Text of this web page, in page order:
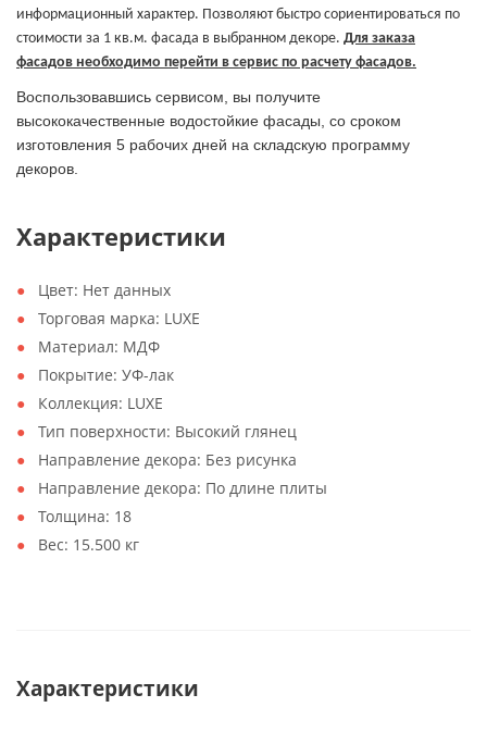
информационный характер. Позволяют быстро сориентироваться по
стоимости за 1 кв.м. фасада в выбранном декоре. Для заказа
фасадов необходимо перейти в сервис по расчету фасадов.
Воспользовавшись сервисом, вы получите
высококачественные водостойкие фасады, со сроком
изготовления 5 рабочих дней на складскую программу
декоров.
Характеристики
Цвет: Нет данных
Торговая марка: LUXE
Материал: МДФ
Покрытие: УФ-лак
Коллекция: LUXE
Тип поверхности: Высокий глянец
Направление декора: Без рисунка
Направление декора: По длине плиты
Толщина: 18
Вес: 15.500 кг
Характеристики